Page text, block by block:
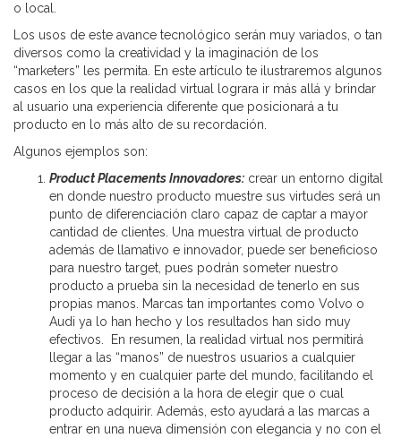
o local.
Los usos de este avance tecnológico serán muy variados, o tan
diversos como la creatividad y la imaginación de los
“marketers” les permita. En este artículo te ilustraremos algunos
casos en los que la realidad virtual lograra ir más allá y brindar
al usuario una experiencia diferente que posicionará a tu
producto en lo más alto de su recordación.
Algunos ejemplos son:
Product Placements Innovadores: crear un entorno digital
en donde nuestro producto muestre sus virtudes será un
punto de diferenciación claro capaz de captar a mayor
cantidad de clientes. Una muestra virtual de producto
además de llamativo e innovador, puede ser beneficioso
para nuestro target, pues podrán someter nuestro
producto a prueba sin la necesidad de tenerlo en sus
propias manos. Marcas tan importantes como Volvo o
Audi ya lo han hecho y los resultados han sido muy
efectivos. En resumen, la realidad virtual nos permitirá
llegar a las “manos” de nuestros usuarios a cualquier
momento y en cualquier parte del mundo, facilitando el
proceso de decisión a la hora de elegir que o cual
producto adquirir. Además, esto ayudará a las marcas a
entrar en una nueva dimensión con elegancia y no con el